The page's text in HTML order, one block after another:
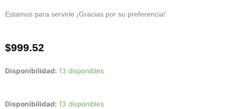
Estamos para servirle ¡Gracias por su preferencia!
$999.52
Disponibilidad: 13 disponibles
Disponibilidad: 13 disponibles
Juego